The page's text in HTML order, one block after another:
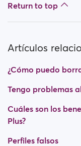
Return to top
Artículos
¿Cómo puedo
Tengo problemas
Cuáles son los
Plus?
Perfiles falsos